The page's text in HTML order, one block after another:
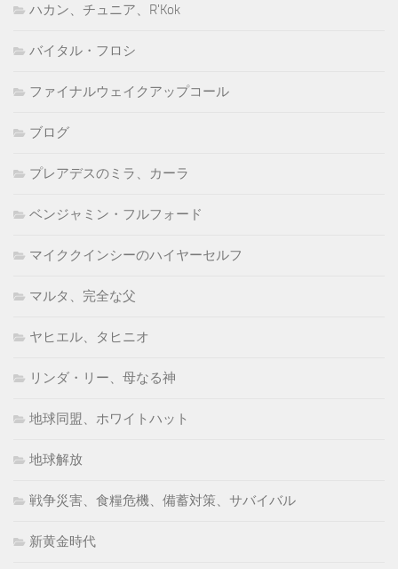
ハカン、チュニア、R'Kok
バイタル・フロシ
ファイナルウェイクアップコール
ブログ
プレアデスのミラ、カーラ
ベンジャミン・フルフォード
マイククインシーのハイヤーセルフ
マルタ、完全な父
ヤヒエル、タヒニオ
リンダ・リー、母なる神
地球同盟、ホワイトハット
地球解放
戦争災害、食糧危機、備蓄対策、サバイバル
新黄金時代